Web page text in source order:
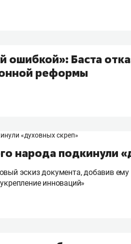
ошибкой»: Баста
реформы
народа подкинули
эскиз документа, добавив ему
инноваций»